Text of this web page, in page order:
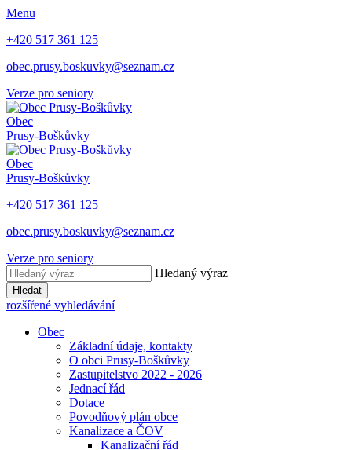
Menu
+420 517 361 125
obec.prusy.boskuvky@seznam.cz
Verze pro seniory
Obec
Prusy-Boškůvky
Obec
Prusy-Boškůvky
+420 517 361 125
obec.prusy.boskuvky@seznam.cz
Verze pro seniory
Hledaný výraz
Hledat
rozšířené vyhledávání
Obec
Základní údaje, kontakty
O obci Prusy-Boškůvky
Zastupitelstvo 2022 - 2026
Jednací řád
Dotace
Povodňový plán obce
Kanalizace a ČOV
Kanalizační řád